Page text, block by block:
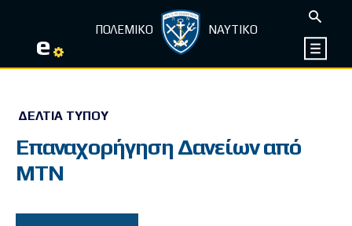
e ΠΟΛΕΜΙΚΟ ΝΑΥΤΙΚΟ
ΔΕΛΤΊΑ ΤΎΠΟΥ
Επαναχορήγηση Δανείων από
ΜΤΝ